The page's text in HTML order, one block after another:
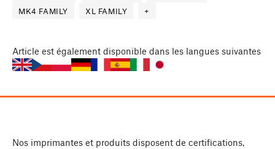
MK4 FAMILY
XL FAMILY +
Article est également disponible dans les langues suivantes
Nos imprimantes et produits disposent de certifications,